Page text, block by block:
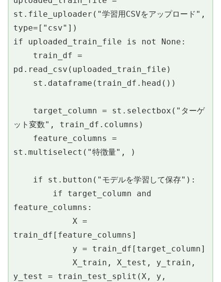
st.file_uploader("学習用CSVをアップロード",
type=["csv"])
if uploaded_train_file is not None:
pd.read_csv(uploaded_train_file)
    st.dataframe(train_df.head())
ット変数", train_df.columns)
st.multiselect("特徴量", )
    if st.button("モデルを学習して保存"):
feature_columns:
train_df[feature_columns]
            y = train_df[target_column]
y_test = train_test_split(X, y,